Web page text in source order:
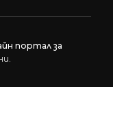
портал за